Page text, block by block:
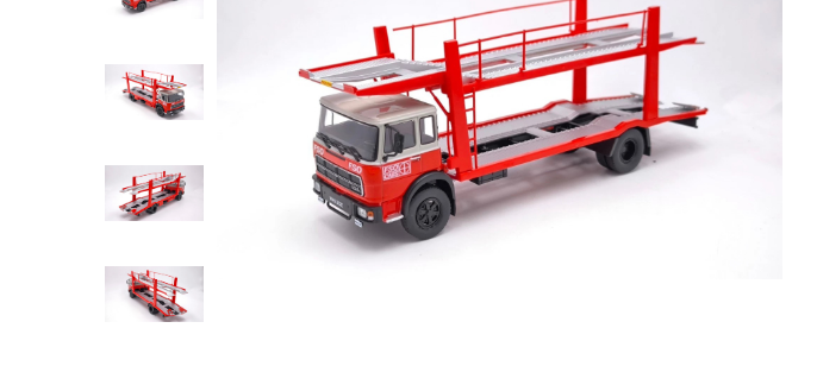
Machete utilaje pentru drumuri
Alte machete de utilaje
Machete basculante
Machete camioane
Machete cisterne
Machete autocare si autobuze